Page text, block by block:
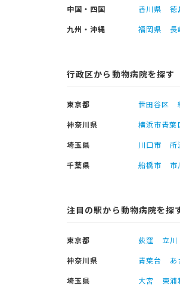
中国・四国
香川県 徳
九州・沖縄
福岡県 長
行政区から動物病院を探す
東京都 世田谷区
神奈川県
横浜市青葉
埼玉県
川口市 所
千葉県
船橋市 市
注目の駅から動物病院を探
東京都 荻窪 立川
神奈川県
青葉台 あ
埼玉県
大宮 東浦